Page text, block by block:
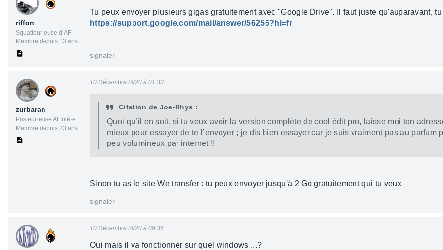
riffon
Squatteur·euse d’AF
Membre depuis 13 ans
Tu peux envoyer plusieurs gigas gratuitement avec "Google Drive". Il faut juste qu'auparavant,
https://support.google.com/mail/answer/56256?hl=fr
signaler
zurbaran
Posteur·euse AFfolé·e
Membre depuis 23 ans
10 Décembre 2020 à 01:33
Citation de Joe-Rhys :
Quoi qu’il en soit, si tu veux avoir la version complète de cool édit pro, laisse moi ton
mieux pour essayer de te l’envoyer ; je dis bien essayer car je suis vraiment pas au parfum
peu volumineux par internet !!
Sinon tu as le site We transfer : tu peux envoyer jusqu'à 2 Go gratuitement qui tu veux
signaler
10 Décembre 2020 à 09:36
Oui mais il va fonctionner sur quel windows ...?